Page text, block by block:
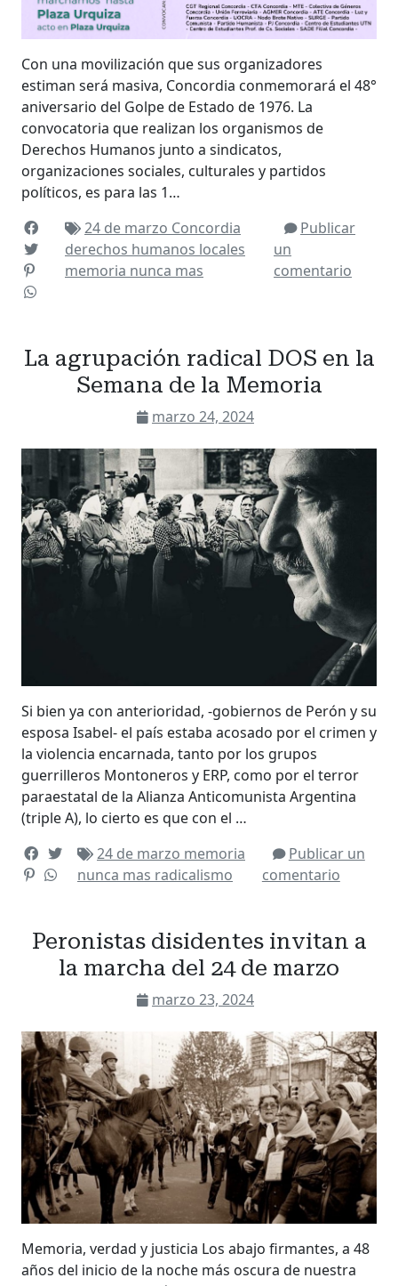
Con una movilización que sus organizadores
estiman será masiva, Concordia conmemorará el 48°
aniversario del Golpe de Estado de 1976. La
convocatoria que realizan los organismos de
Derechos Humanos junto a sindicatos,
organizaciones sociales, culturales y partidos
políticos, es para las 1…
24 de marzo Concordia
derechos humanos locales
memoria nunca mas
Publicar
un
comentario
La agrupación radical DOS en la
Semana de la Memoria
marzo 24, 2024
Si bien ya con anterioridad, -gobiernos de Perón y su
esposa Isabel- el país estaba acosado por el crimen y
la violencia encarnada, tanto por los grupos
guerrilleros Montoneros y ERP, como por el terror
paraestatal de la Alianza Anticomunista Argentina
(triple A), lo cierto es que con el …
24 de marzo memoria
nunca mas radicalismo
Publicar un
comentario
Peronistas disidentes invitan a
la marcha del 24 de marzo
marzo 23, 2024
Memoria, verdad y justicia Los abajo firmantes, a 48
años del inicio de la noche más oscura de nuestra